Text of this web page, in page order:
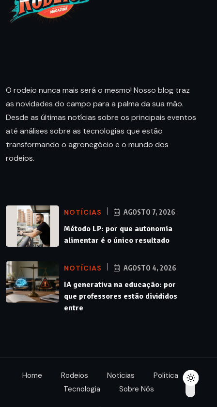
O rodeio nunca mais será o mesmo! Nosso blog traz
as novidades do campo para a palma da sua mão.
Desde as últimas notícias sobre os principais eventos
até análises sobre as tecnologias que estão
transformando o agronegócio e o mundo dos
rodeios.
NOTÍCIAS AGOSTO 7, 2026
Método LP: por que autonomia
alimentar é o único resultado
NOTÍCIAS AGOSTO 4, 2026
IA generativa na educação: por
que professores estão divididos
entre
Home Rodeios Notícias
Política
Tecnologia
Sobre Nós